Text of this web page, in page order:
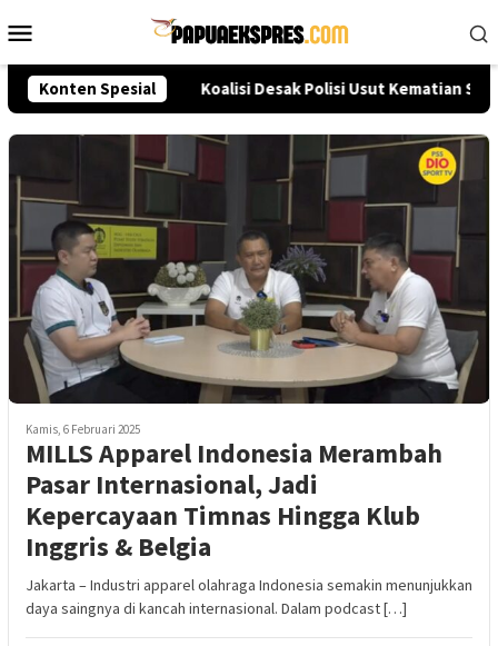
ke
Mobile
Konten Spesial
Akpol 2026 Koalisi Desak Polisi Usut Kematian
Kamis, 6 Februari 2025
MILLS Apparel Indonesia Merambah
Pasar Internasional, Jadi
Kepercayaan Timnas Hingga Klub
Inggris & Belgia
Jakarta – Industri apparel olahraga Indonesia semakin menunjukkan
daya saingnya di kancah internasional. Dalam podcast […]